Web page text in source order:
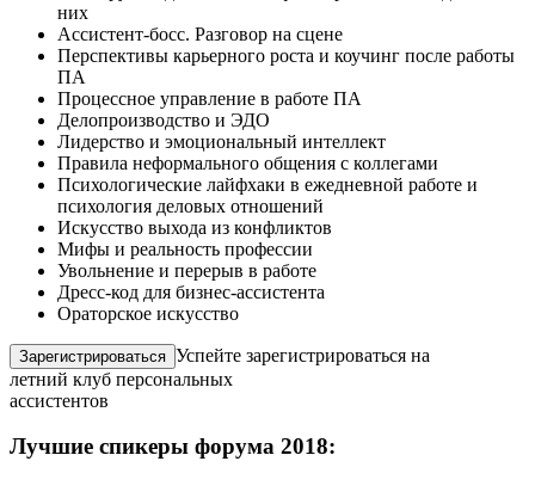
них
Ассистент-босс. Разговор на сцене
Перспективы карьерного роста и коучинг после работы
ПА
Процессное управление в работе ПА
Делопроизводство и ЭДО
Лидерство и эмоциональный интеллект
Правила неформального общения с коллегами
Психологические лайфхаки в ежедневной работе и
психология деловых отношений
Искусство выхода из конфликтов
Мифы и реальность профессии
Увольнение и перерыв в работе
Дресс-код для бизнес-ассистента
Ораторское искусство
Зарегистрироваться Успейте зарегистрироваться на
летний клуб персональных
ассистентов
Лучшие спикеры форума 2018: